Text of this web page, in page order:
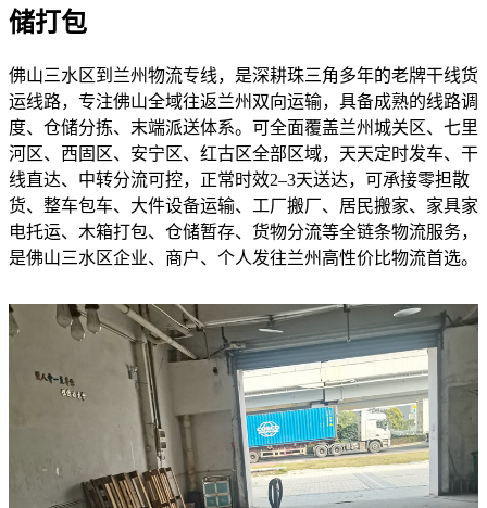
储打包
佛山三水区到兰州物流专线，是深耕珠三角多年的老牌干线货
运线路，专注佛山全域往返兰州双向运输，具备成熟的线路调
度、仓储分拣、末端派送体系。可全面覆盖兰州城关区、七里
河区、西固区、安宁区、红古区全部区域，天天定时发车、干
线直达、中转分流可控，正常时效2–3天送达，可承接零担散
货、整车包车、大件设备运输、工厂搬厂、居民搬家、家具家
电托运、木箱打包、仓储暂存、货物分流等全链条物流服务，
是佛山三水区企业、商户、个人发往兰州高性价比物流首选。